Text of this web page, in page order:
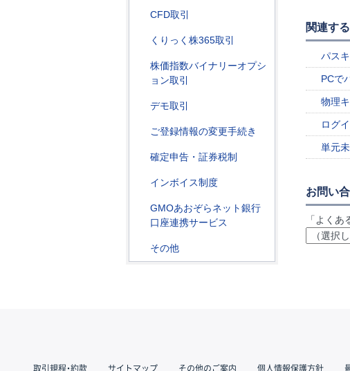
CFD取引
くりっく株365取引
株価指数バイナリーオプシ
ョン取引
デモ取引
ご登録情報の変更手続き
確定申告・証券税制
インボイス制度
GMOあおぞらネット銀行
口座連携サービス
その他
関連す
パス
PCで
物理
ログ
単元
お問い
「よく
取引規程・約款 サイトマップ その他のご案内 個人情報保護方針